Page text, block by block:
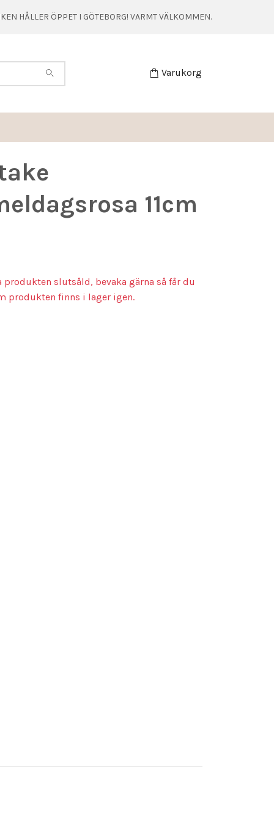
HÅLLER ÖPPET I GÖTEBORG! VARMT VÄLKOMMEN.
Varukorg
11cm
produkten slutsåld, bevaka gärna så får du
produkten finns i lager igen.